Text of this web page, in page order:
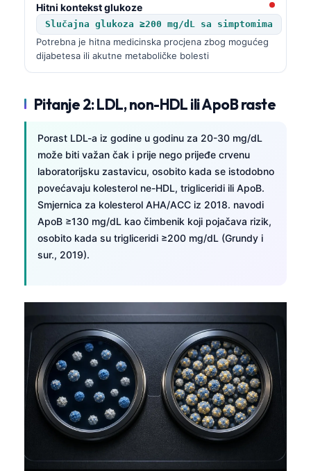
Hitni kontekst glukoze
Slučajna glukoza ≥200 mg/dL sa simptomima
Potrebna je hitna medicinska procjena zbog mogućeg
dijabetesa ili akutne metaboličke bolesti
Pitanje 2: LDL, non-HDL ili ApoB raste
Porast LDL-a iz godine u godinu za 20-30 mg/dL
može biti važan čak i prije nego prijeđe crvenu
laboratorijsku zastavicu, osobito kada se istodobno
povećavaju kolesterol ne-HDL, trigliceridi ili ApoB.
Smjernica za kolesterol AHA/ACC iz 2018. navodi
ApoB ≥130 mg/dL kao čimbenik koji pojačava rizik,
osobito kada su trigliceridi ≥200 mg/dL (Grundy i
sur., 2019).